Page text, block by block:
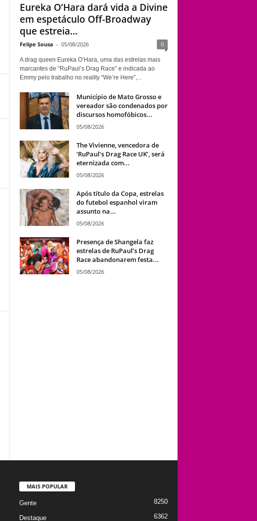
Eureka O’Hara dará vida a Divine
em espetáculo Off-Broadway
que estreia...
Felipe Sousa - 05/08/2026 0
A drag queen Eureka O’Hara, uma das estrelas mais
marcantes de “RuPaul’s Drag Race” e indicada ao
Emmy pelo trabalho no reality “We’re Here”,...
Município de Mato Grosso e
vereador são condenados por
discursos homofóbicos...
05/08/2026
The Vivienne, vencedora de
‘RuPaul’s Drag Race UK’, será
eternizada com...
05/08/2026
Após título da Copa, estrelas
do futebol espanhol viram
assunto na...
05/08/2026
Presença de Shangela faz
estrelas de RuPaul’s Drag
Race abandonarem festa...
05/08/2026
MAIS POPULAR
Gente 8250
Destaque 6362